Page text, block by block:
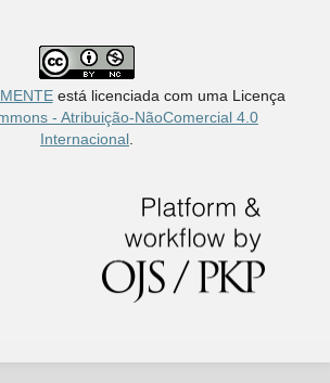
está licenciada com uma Licença
- Atribuição-NãoComercial 4.0
Internacional